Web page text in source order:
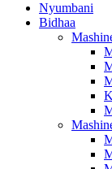
Nyumbani
Bidhaa